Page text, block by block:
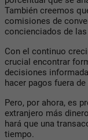
También creemos
comisiones de
concienciados de
Con el continuo
crucial encontrar
decisiones
hacer pagos fuera
Pero, por ahora, es
extranjero más
hará que una
tiempo.